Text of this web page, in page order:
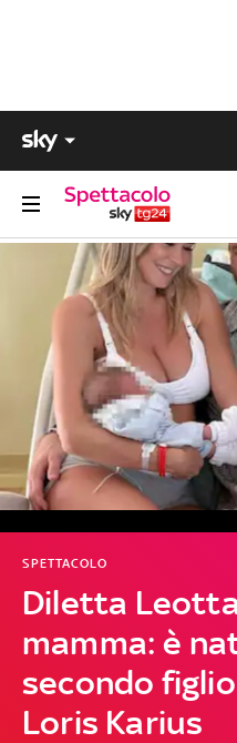
Diletta
mamma: è
secondo
Loris Karius
SPETTACOLO